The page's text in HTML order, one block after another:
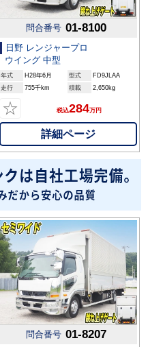
問合番号 01-8100
日野 レンジャープロ
ウイング 中型
年式 H28年6月 型式
FD9JLAA
走行
755千km 積載 2,650kg
☆ 税込284万円
詳細ページ
問合番号 01-8207